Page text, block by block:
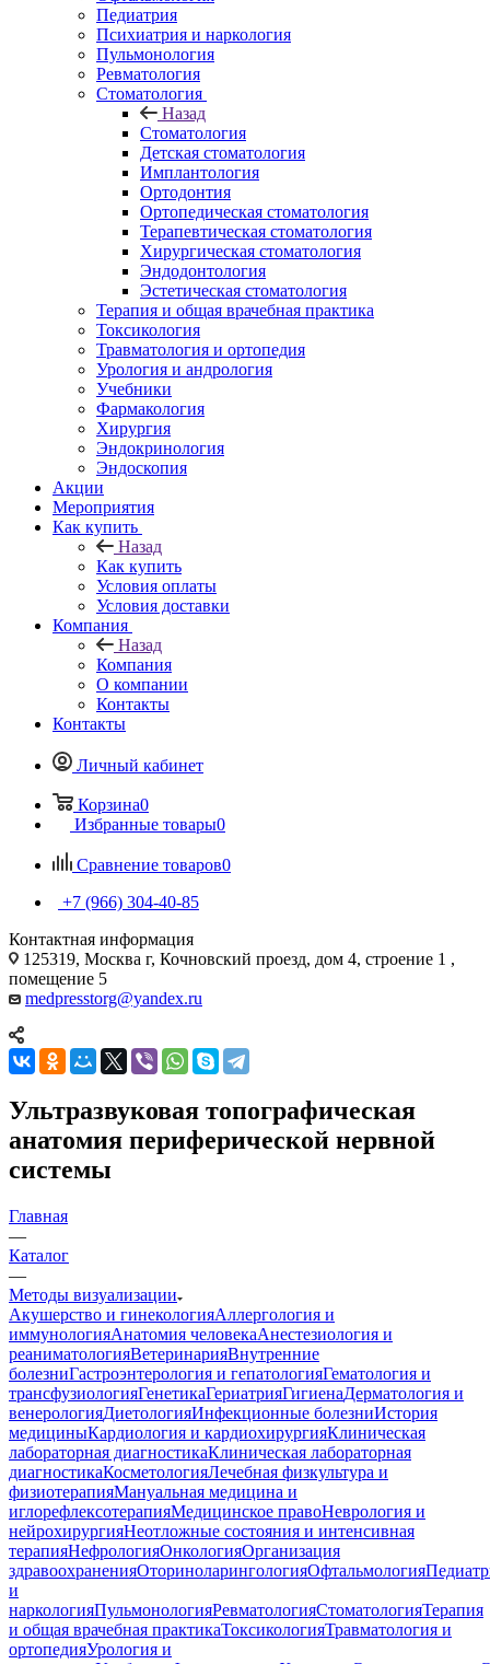
Педиатрия
Психиатрия и наркология
Пульмонология
Ревматология
Стоматология
Назад
Стоматология
Детская стоматология
Имплантология
Ортодонтия
Ортопедическая стоматология
Терапевтическая стоматология
Хирургическая стоматология
Эндодонтология
Эстетическая стоматология
Терапия и общая врачебная практика
Токсикология
Травматология и ортопедия
Урология и андрология
Учебники
Фармакология
Хирургия
Эндокринология
Эндоскопия
Акции
Мероприятия
Как купить
Назад
Как купить
Условия оплаты
Условия доставки
Компания
Назад
Компания
О компании
Контакты
Контакты
Личный кабинет
Корзина0
Избранные товары0
Сравнение товаров0
+7 (966) 304-40-85
Контактная информация
125319, Москва г, Кочновский проезд, дом 4, строение 1 ,
помещение 5
medpresstorg@yandex.ru
Ультразвуковая топографическая
анатомия периферической нервной
системы
Главная
—
Каталог
—
Методы визуализации
Акушерство и гинекологияАллергология и
иммунологияАнатомия человекаАнестезиология и
реаниматологияВетеринарияВнутренние
болезниГастроэнтерология и гепатологияГематология и
трансфузиологияГенетикаГериатрияГигиенаДерматология и
венерологияДиетологияИнфекционные болезниИстория
медициныКардиология и кардиохирургияКлиническая
лабораторная диагностикаКлиническая лабораторная
диагностикаКосметологияЛечебная физкультура и
физиотерапияМануальная медицина и
иглорефлексотерапияМедицинское правоНеврология и
нейрохирургияНеотложные состояния и интенсивная
терапияНефрологияОнкологияОрганизация
здравоохраненияОториноларингологияОфтальмология
и
наркологияПульмонологияРевматологияСтоматологияТерапия
и общая врачебная практикаТоксикологияТравматология и
ортопедияУрология и